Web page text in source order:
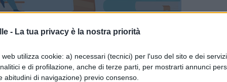
- La tua privacy è la nostra priorità
utilizza cookie: a) necessari (tecnici) per l'uso del sito e dei
e di profilazione, anche di terze parti, per mostrarti annunci
abitudini di navigazione) previo consenso.
di Archimede